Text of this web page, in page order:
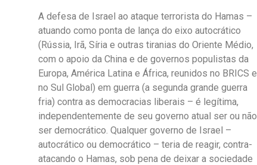
A defesa de Israel ao ataque terrorista do Hamas –
atuando como ponta de lança do eixo autocrático
(Rússia, Irã, Síria e outras tiranias do Oriente Médio,
com o apoio da China e de governos populistas da
Europa, América Latina e África, reunidos no BRICS e
no Sul Global) em guerra (a segunda grande guerra
fria) contra as democracias liberais – é legítima,
independentemente de seu governo atual ser ou não
ser democrático. Qualquer governo de Israel –
autocrático ou democrático – teria de reagir, contra-
atacando o Hamas, sob pena de deixar a sociedade